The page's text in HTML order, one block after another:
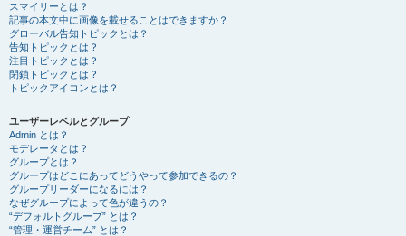
スマイリーとは？
記事の本文中に画像を載せることはできますか？
グローバル告知トピックとは？
告知トピックとは？
注目トピックとは？
閉鎖トピックとは？
トピックアイコンとは？
ユーザーレベルとグループ
Admin とは？
モデレータとは？
グループとは？
グループはどこにあってどうやって参加できるの？
グループリーダーになるには？
なぜグループによって色が違うの？
“デフォルトグループ” とは？
“管理・運営チーム” とは？